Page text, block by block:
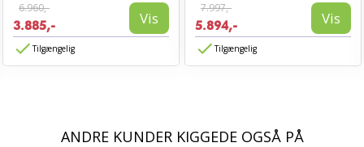
6.960,-
3.885,- Vis
Tilgængelig
7.997,-
5.894,- Vis
Tilgængelig
ANDRE KUNDER KIGGEDE OGSÅ PÅ